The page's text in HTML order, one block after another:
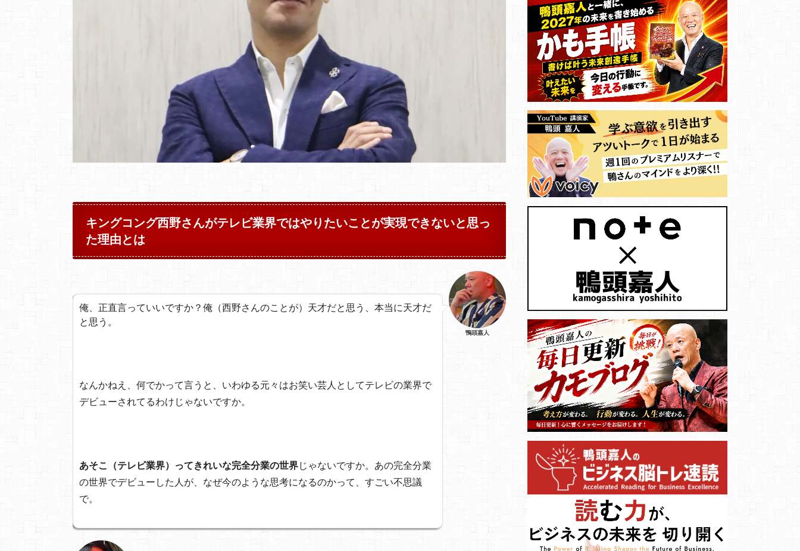
キングコング西野さんがテレビ業界ではやりたいことが実現できないと思っ
た理由とは
俺、正直言っていいですか？俺（西野さんのことが）天才だと思う、本当に天才だ
と思う。
なんかねえ、何でかって言うと、いわゆる元々はお笑い芸人としてテレビの業界で
デビューされてるわけじゃないですか。
あそこ（テレビ業界）ってきれいな完全分業の世界じゃないですか。あの完全分業
の世界でデビューした人が、なぜ今のような思考になるのかって、すごい不思議
で。
鴨頭嘉人